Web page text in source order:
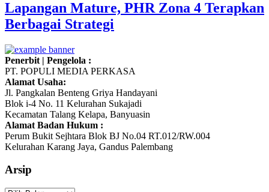
Lapangan Mature, PHR Zona 4 Terapkan
Berbagai Strategi
Penerbit | Pengelola :
PT. POPULI MEDIA PERKASA
Alamat Usaha:
Jl. Pangkalan Benteng Griya Handayani
Blok i-4 No. 11 Kelurahan Sukajadi
Kecamatan Talang Kelapa, Banyuasin
Alamat Badan Hukum :
Perum Bukit Sejhtara Blok BJ No.04 RT.012/RW.004
Kelurahan Karang Jaya, Gandus Palembang
Arsip